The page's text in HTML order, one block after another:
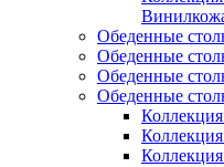
Обеденные
Обеденные
Обеденные
Обеденные